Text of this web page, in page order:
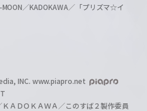
／KADOKAWA／「プリズマ☆イ
INC. www.piapro.net
ＡＤＯＫＡＷＡ／このすば２製作委員